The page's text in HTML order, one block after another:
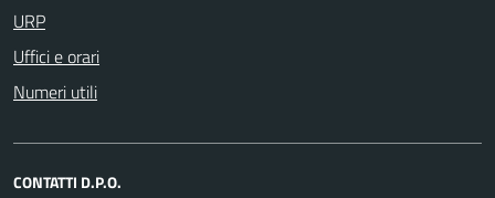
URP
Uffici e orari
Numeri utili
CONTATTI D.P.O.